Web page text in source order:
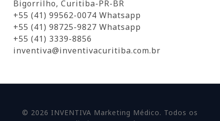
Bigorrilho, Curitiba-PR-BR
+55 (41) 99562-0074 Whatsapp
+55 (41) 98725-9827 Whatsapp
+55 (41) 3339-8856
inventiva@inventivacuritiba.com.br
© 2026 INVENTIVA Marketing Médico. Todos os